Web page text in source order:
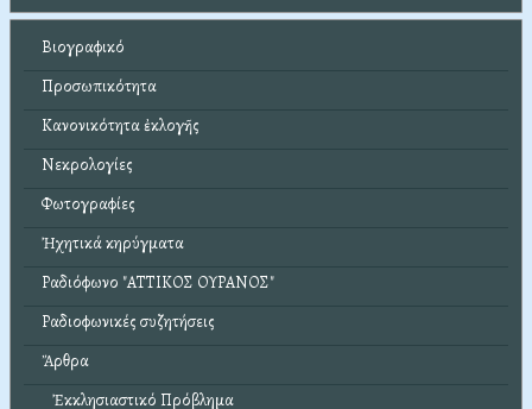
Βιογραφικό
Προσωπικότητα
Κανονικότητα ἐκλογῆς
Νεκρολογίες
Φωτογραφίες
Ἠχητικά κηρύγματα
Ραδιόφωνο "ΑΤΤΙΚΟΣ ΟΥΡΑΝΟΣ"
Ραδιοφωνικές συζητήσεις
Ἄρθρα
Ἐκκλησιαστικό Πρόβλημα